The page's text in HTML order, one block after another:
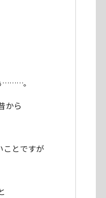
………。
から
ことですが